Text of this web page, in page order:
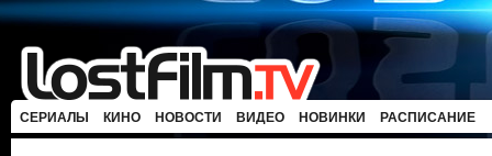
СЕРИАЛЫ КИНО НОВОСТИ ВИДЕО НОВИНКИ РАСПИСАНИЕ